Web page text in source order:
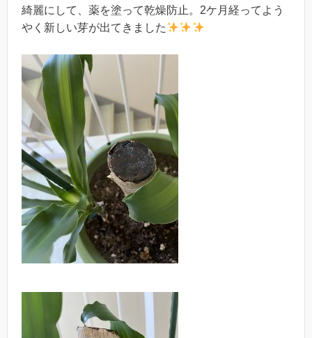
綺麗にして、薬を塗って乾燥防止。2ケ月経ってよう
やく新しい芽が出てきました